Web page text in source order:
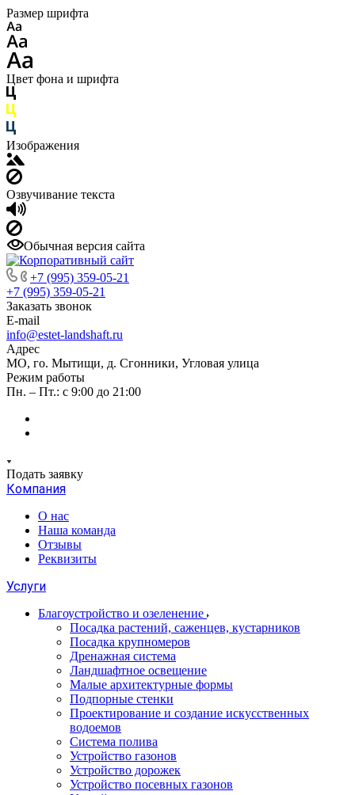
Размер шрифта
Цвет фона и шрифта
Изображения
Озвучивание текста
Обычная версия сайта
+7 (995) 359-05-21
+7 (995) 359-05-21
Заказать звонок
E-mail
info@estet-landshaft.ru
Адрес
МО, го. Мытищи, д. Сгонники, Угловая улица
Режим работы
Пн. – Пт.: с 9:00 до 21:00
Подать заявку
Компания
О нас
Наша команда
Отзывы
Реквизиты
Услуги
Благоустройство и озеленение
Посадка растений, саженцев, кустарников
Посадка крупномеров
Дренажная система
Ландшафтное освещение
Малые архитектурные формы
Подпорные стенки
Проектирование и создание искусственных
водоемов
Система полива
Устройство газонов
Устройство дорожек
Устройство посевных газонов